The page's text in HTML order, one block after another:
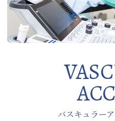
バスキュラー